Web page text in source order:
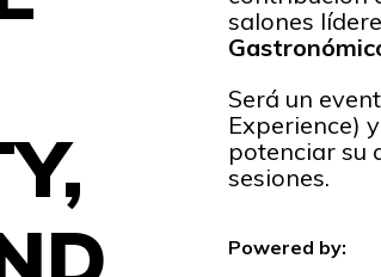
salones
Será un
Experience)
potenciar su
sesiones.
Powered by: